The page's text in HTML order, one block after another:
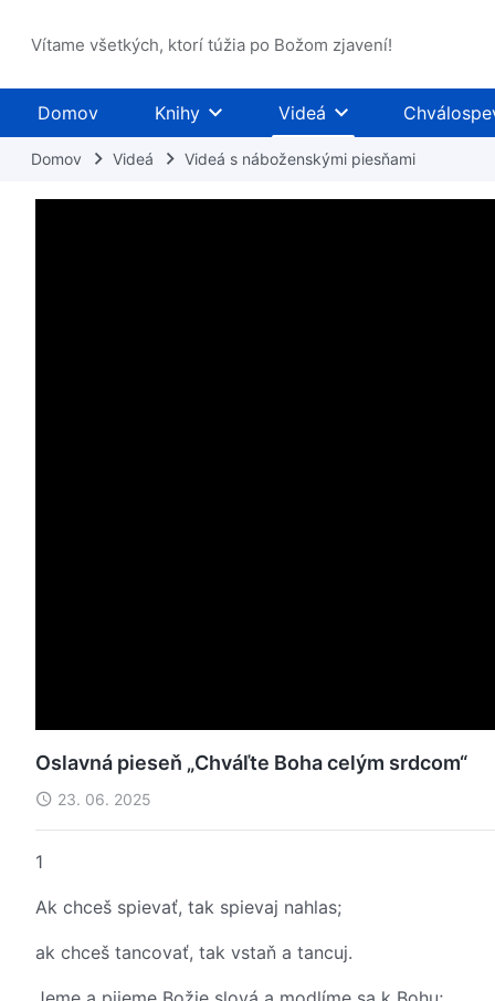
Vítame všetkých, ktorí túžia po Božom zjavení!
Domov Knihy Videá
Domov Videá Videá s náboženskými piesňami
Oslavná pieseň „Chváľte Boha celým srdcom“
23. 06. 2025
1
Ak chceš spievať, tak spievaj nahlas;
ak chceš tancovať, tak vstaň a tancuj.